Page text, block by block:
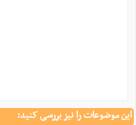
این موضوعات را نیز بررسی کنید: